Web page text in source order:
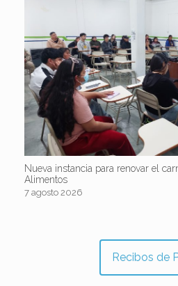
Nueva instancia para renovar el
Alimentos
7 agosto 2026
Recibos de